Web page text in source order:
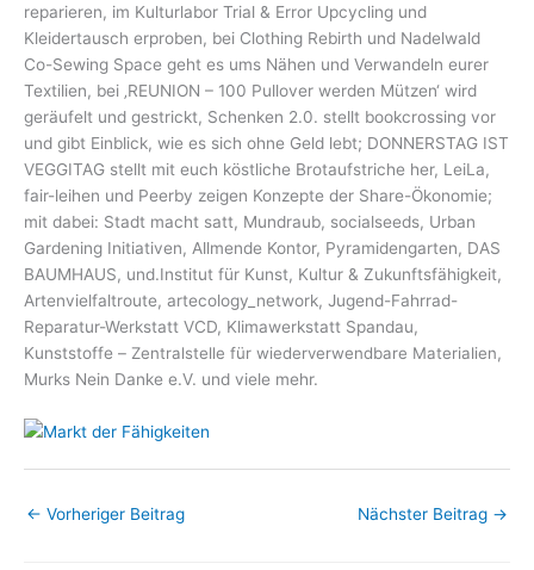
reparieren, im Kulturlabor Trial & Error Upcycling und
Kleidertausch erproben, bei Clothing Rebirth und Nadelwald
Co-Sewing Space geht es ums Nähen und Verwandeln eurer
Textilien, bei ‚REUNION – 100 Pullover werden Mützen‘ wird
geräufelt und gestrickt, Schenken 2.0. stellt bookcrossing vor
und gibt Einblick, wie es sich ohne Geld lebt; DONNERSTAG IST
VEGGITAG stellt mit euch köstliche Brotaufstriche her, LeiLa,
fair-leihen und Peerby zeigen Konzepte der Share-Ökonomie;
mit dabei: Stadt macht satt, Mundraub, socialseeds, Urban
Gardening Initiativen, Allmende Kontor, Pyramidengarten, DAS
BAUMHAUS, und.Institut für Kunst, Kultur & Zukunftsfähigkeit,
Artenvielfaltroute, artecology_network, Jugend-Fahrrad-
Reparatur-Werkstatt VCD, Klimawerkstatt Spandau,
Kunststoffe – Zentralstelle für wiederverwendbare Materialien,
Murks Nein Danke e.V. und viele mehr.
← Vorheriger Beitrag Nächster Beitrag →